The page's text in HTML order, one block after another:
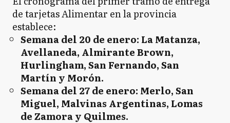
de tarjetas Alimentar en la provincia
establece:
Semana del 20 de enero: La Matanza,
Avellaneda, Almirante Brown,
Hurlingham, San Fernando, San
Martín y Morón.
Semana del 27 de enero: Merlo, San
Miguel, Malvinas Argentinas, Lomas
de Zamora y Quilmes.